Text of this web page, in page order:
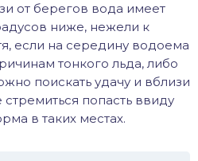
от берегов вода имеет
ниже, нежели к
если на середину водоема
тонкого льда, либо
поискать удачу и вблизи
попасть ввиду
в таких местах.